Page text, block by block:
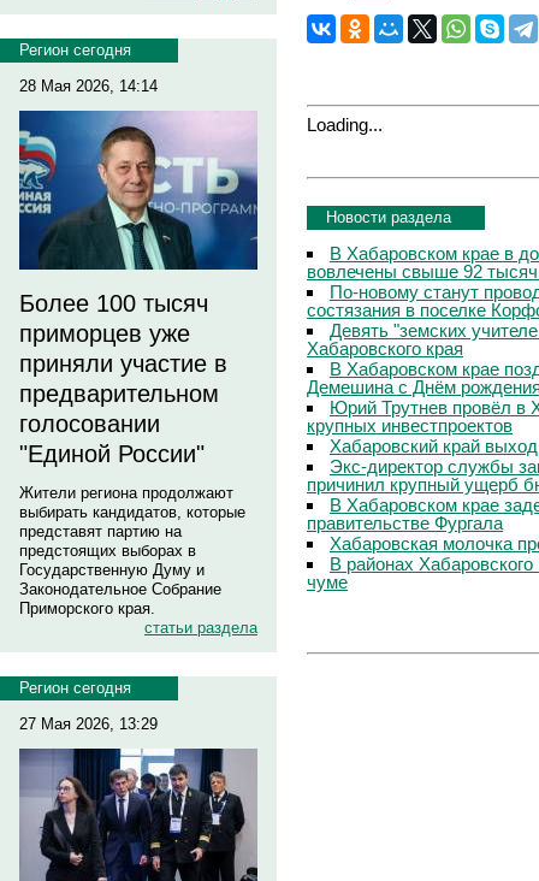
Регион сегодня
28 Мая 2026, 14:14
Более 100 тысяч
приморцев уже
приняли участие в
предварительном
голосовании
"Единой России"
Жители региона продолжают
выбирать кандидатов, которые
представят партию на
предстоящих выборах в
Государственную Думу и
Законодательное Собрание
Приморского края.
статьи раздела
Регион сегодня
27 Мая 2026, 13:29
Loading...
Новости раздела
В Хабаровском крае в
вовлечены свыше 92 тысяч
По-новому станут
состязания в поселке
Девять "земских
Хабаровского края
В Хабаровском крае
Демешина с Днём
Юрий Трутнев провёл в
крупных инвестпроектов
Хабаровский край
Экс-директор службы
причинил крупный ущерб
В Хабаровском крае
правительстве Фургала
Хабаровская молочка
В районах
чуме